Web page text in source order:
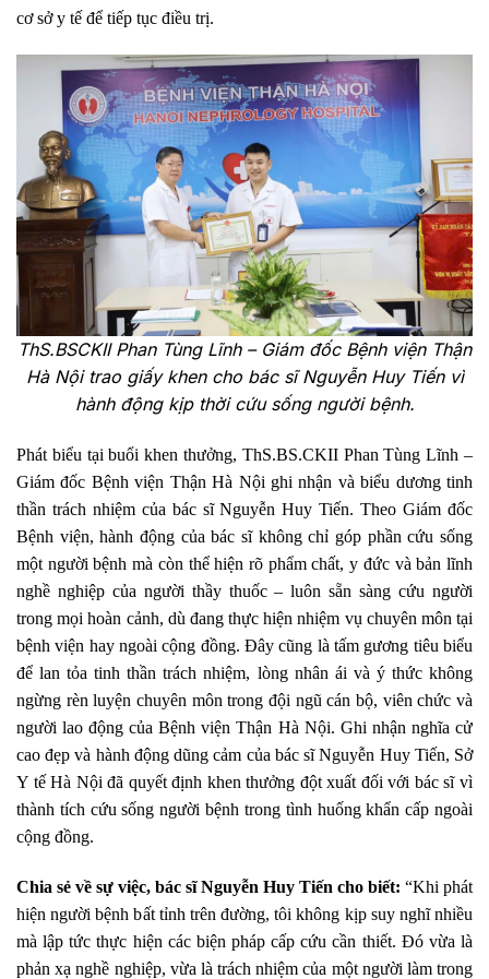
cơ sở y tế để tiếp tục điều trị.
ThS.BSCKII Phan Tùng Lĩnh – Giám đốc Bệnh viện Thận
Hà Nội trao giấy khen cho bác sĩ Nguyễn Huy Tiến vì
hành động kịp thời cứu sống người bệnh.
Phát biểu tại buổi khen thưởng, ThS.BS.CKII Phan Tùng Lĩnh –
Giám đốc Bệnh viện Thận Hà Nội ghi nhận và biểu dương tinh
thần trách nhiệm của bác sĩ Nguyễn Huy Tiến. Theo Giám đốc
Bệnh viện, hành động của bác sĩ không chỉ góp phần cứu sống
một người bệnh mà còn thể hiện rõ phẩm chất, y đức và bản lĩnh
nghề nghiệp của người thầy thuốc – luôn sẵn sàng cứu người
trong mọi hoàn cảnh, dù đang thực hiện nhiệm vụ chuyên môn tại
bệnh viện hay ngoài cộng đồng. Đây cũng là tấm gương tiêu biểu
để lan tỏa tinh thần trách nhiệm, lòng nhân ái và ý thức không
ngừng rèn luyện chuyên môn trong đội ngũ cán bộ, viên chức và
người lao động của Bệnh viện Thận Hà Nội. Ghi nhận nghĩa cử
cao đẹp và hành động dũng cảm của bác sĩ Nguyễn Huy Tiến, Sở
Y tế Hà Nội đã quyết định khen thưởng đột xuất đối với bác sĩ vì
thành tích cứu sống người bệnh trong tình huống khẩn cấp ngoài
cộng đồng.
Chia sẻ về sự việc, bác sĩ Nguyễn Huy Tiến cho biết: “Khi phát
hiện người bệnh bất tỉnh trên đường, tôi không kịp suy nghĩ nhiều
mà lập tức thực hiện các biện pháp cấp cứu cần thiết. Đó vừa là
phản xạ nghề nghiệp, vừa là trách nhiệm của một người làm trong